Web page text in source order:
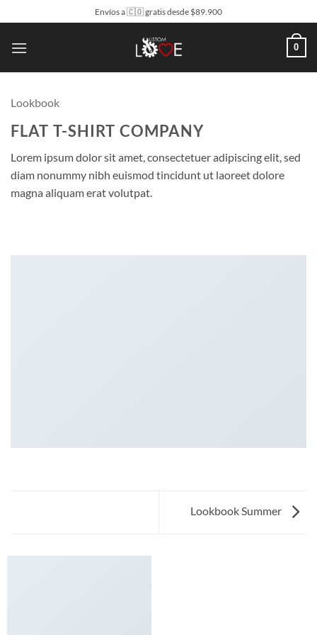
al
contenido
Envíos a 🇨🇴 gratis desde $89.900
0
Lookbook
FLAT T-SHIRT COMPANY
Lorem ipsum dolor sit amet, consectetuer adipiscing elit, sed
diam nonummy nibh euismod tincidunt ut laoreet dolore
magna aliquam erat volutpat.
Lookbook Summer